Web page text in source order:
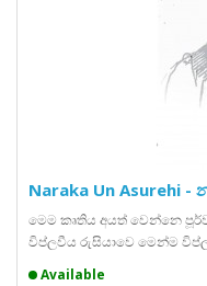
Naraka Un Asurehi
මෙම කෘතිය අයත් වෙන්නෙ
විප්ලවීය රුසියාවෙ මෙන්ම
Available